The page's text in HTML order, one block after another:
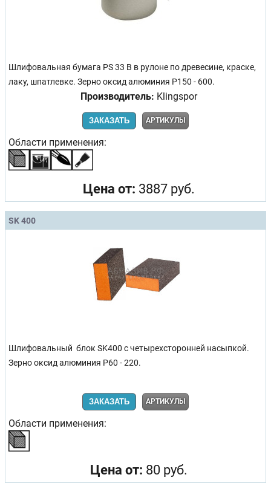
Шлифовальная бумага PS 33 B в рулоне по древесине, краске,
лаку, шпатлевке. Зерно оксид алюминия Р150 - 600.
Производитель: Klingspor
ЗАКАЗАТЬ АРТИКУЛЫ
Области применения:
Цена от: 3887 руб.
SK 400
Шлифовальный блок SK400 с четырехсторонней насыпкой.
Зерно оксид алюминия Р60 - 220.
ЗАКАЗАТЬ АРТИКУЛЫ
Области применения:
Цена от: 80 руб.